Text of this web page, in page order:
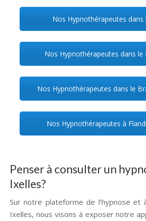
Nos Hypnothérapeutes dans
Nos Hypnothérapeutes dans le
Nos Hypnothérapeutes dans le
Nos Hypnothérapeutes à
Penser à consulter un
Ixelles?
Sur notre plateforme de l’hypnose et
Ixelles, nous visons à exposer notre